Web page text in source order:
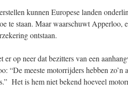
kunnen Europese landen
toe te staan. Maar waarschuwt
ontstaan.
op neer dat bezitters van een
“De meeste motorrijders hebben zo’n
Het is hem niet bekend hoeveel